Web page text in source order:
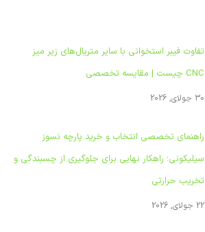
تفاوت فیبر استخوانی با سایر متریال‌های زیر میز
CNC چیست | مقایسه تخصصی
30 جولای, 2026
راهنمای تخصصی انتخاب و خرید پارچه نسوز
سیلیکونی؛ راهکار نهایی برای جلوگیری از چسبندگی و
تخریب حرارتی
22 جولای, 2026